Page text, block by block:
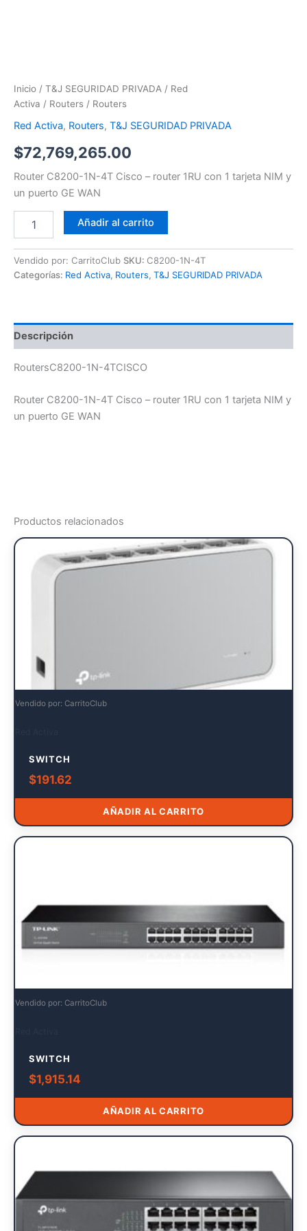
Inicio / T&J SEGURIDAD PRIVADA / Red
Activa / Routers / Routers
Red Activa, Routers, T&J SEGURIDAD PRIVADA
$72,769,265.00
Router C8200-1N-4T Cisco – router 1RU con 1 tarjeta NIM y
un puerto GE WAN
Añadir al carrito
Vendido por: CarritoClub SKU: C8200-1N-4T
Categorías: Red Activa, Routers, T&J SEGURIDAD PRIVADA
Descripción
RoutersC8200-1N-4TCISCO
Router C8200-1N-4T Cisco – router 1RU con 1 tarjeta NIM y
un puerto GE WAN
Productos relacionados
Vendido por: CarritoClub
SWITCH
$191.62
AÑADIR AL CARRITO
Vendido por: CarritoClub
SWITCH
$1,915.14
AÑADIR AL CARRITO